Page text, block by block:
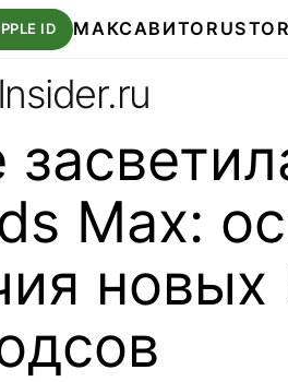
ID МАКСАВИТО
Max:
новых